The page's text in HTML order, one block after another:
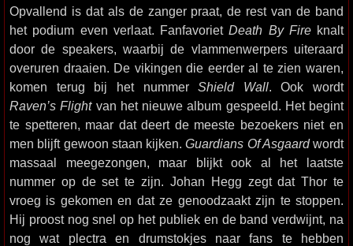
Opvallend is dat als de zanger praat, de rest van de band
het podium even verlaat. FanfavorietDeath By Fireknalt
door de speakers, waarbij de vlammenwerpers uiteraard
overuren draaien. De vikingen die eerder al te zien waren,
komen terug bij het nummerShield Wall. Ook wordt
Raven’s Flightvan het nieuwe album gespeeld. Het begint
te spetteren, maar dat deert de meeste bezoekers niet en
men blijft gewoon staan kijken.Guardians Of Asgaardwordt
massaal meegezongen, maar blijkt ook al het laatste
nummer op de set te zijn. Johan Hegg zegt dat Thor te
vroeg is gekomen en dat ze genoodzaakt zijn te stoppen.
Hij proost nog snel op het publiek en de band verdwijnt, na
nog wat plectra en drumstokjes naar fans te hebben